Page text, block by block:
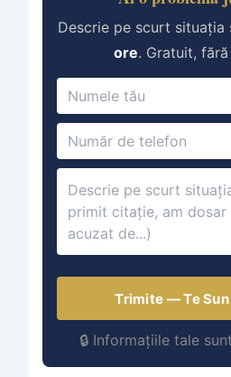
Descrie pe scurt situația
ore. Gratuit,
Trimite — Te
🔒 Informațiile tale